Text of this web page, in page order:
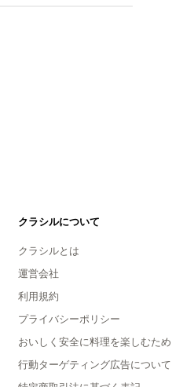
クラシルについて
クラシルとは
運営会社
利用規約
プライバシーポリシー
おいしく安全に料理を楽しむため
行動ターゲティング広告について